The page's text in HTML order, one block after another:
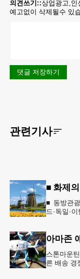
의견쓰기::상업광고,인
예고없이 삭제될수 있
댓글 저장하기
관련기사
■ 동방관
드·독일·
아마존
스톤마운
른 배송 경